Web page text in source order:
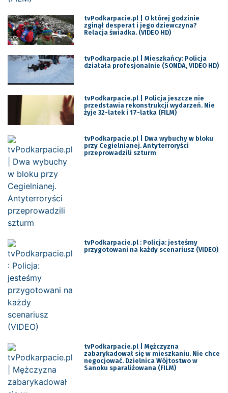
tvPodkarpacie.pl | O której godzinie
zginął desperat i jego dziewczyna?
Relacja świadka. (VIDEO HD)
tvPodkarpacie.pl | Mieszkańcy: Policja
działała profesjonalnie (SONDA, VIDEO HD)
tvPodkarpacie.pl | Policja jeszcze nie
przedstawia rekonstrukcji wydarzeń. Nie
żyje 32-latek i 17-latka (FILM)
tvPodkarpacie.pl | Dwa wybuchy w bloku
przy Cegielnianej. Antyterroryści
przeprowadzili szturm
tvPodkarpacie.pl : Policja: jesteśmy
przygotowani na każdy scenariusz (VIDEO)
tvPodkarpacie.pl | Mężczyzna
zabarykadował się w mieszkaniu. Nie chce
negocjować. Dzielnica Wójtostwo w
Sanoku sparaliżowana (FILM)